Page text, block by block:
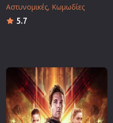
Αστυνομικές Κωμωδίες
5.7